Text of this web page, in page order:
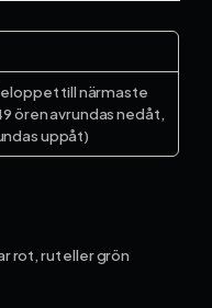
till närmaste
ören avrundas nedåt,
uppåt)
rot, rut eller grön